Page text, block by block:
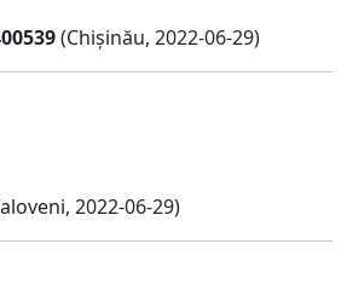
(Chișinău, 2022-06-29)
2022-06-29)